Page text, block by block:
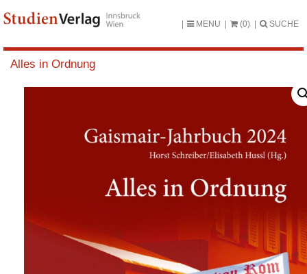
MENU (0) SUCHE
Alles in Ordnung